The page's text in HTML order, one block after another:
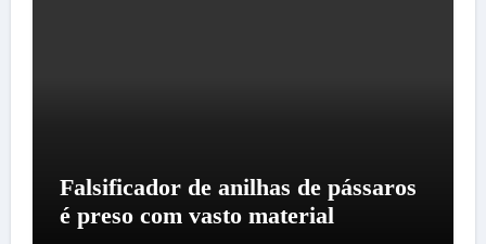
Falsificador de anilhas de pássaros
é preso com vasto material